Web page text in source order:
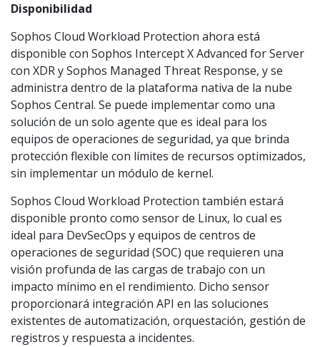
Disponibilidad
Sophos Cloud Workload Protection ahora está
disponible con Sophos Intercept X Advanced for Server
con XDR y Sophos Managed Threat Response, y se
administra dentro de la plataforma nativa de la nube
Sophos Central. Se puede implementar como una
solución de un solo agente que es ideal para los
equipos de operaciones de seguridad, ya que brinda
protección flexible con límites de recursos optimizados,
sin implementar un módulo de kernel.
Sophos Cloud Workload Protection también estará
disponible pronto como sensor de Linux, lo cual es
ideal para DevSecOps y equipos de centros de
operaciones de seguridad (SOC) que requieren una
visión profunda de las cargas de trabajo con un
impacto mínimo en el rendimiento. Dicho sensor
proporcionará integración API en las soluciones
existentes de automatización, orquestación, gestión de
registros y respuesta a incidentes.